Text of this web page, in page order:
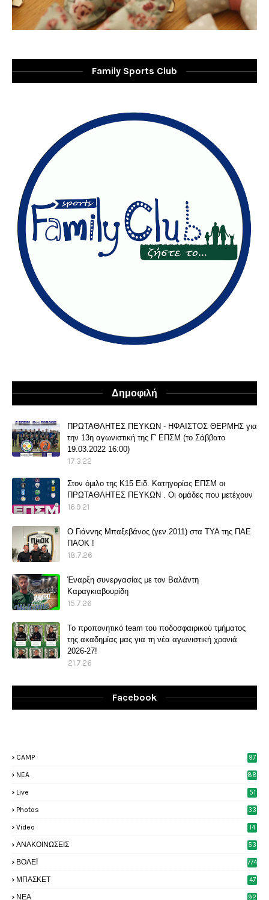
Family Sports Club
Δημοφιλή
ΠΡΩΤΑΘΛΗΤΕΣ ΠΕΥΚΩΝ - ΗΦΑΙΣΤΟΣ ΘΕΡΜΗΣ για
την 13η αγωνιστική της Γ' ΕΠΣΜ (το Σάββατο
19.03.2022 16:00)
17.3.22
Στον όμιλο της Κ15 Ειδ. Κατηγορίας ΕΠΣΜ οι
ΠΡΩΤΑΘΛΗΤΕΣ ΠΕΥΚΩΝ . Οι ομάδες που μετέχουν
16.9.21
O Γιάννης Μπαξεβάνος (γεν.2011) στα ΤΥΑ της ΠΑΕ
ΠΑΟΚ !
18.7.26
Έναρξη συνεργασίας με τον Βαλάντη
Καραγκιαβουρίδη
15.7.26
Το προπονητικό team του ποδοσφαιρικού τμήματος
της ακαδημίας μας για τη νέα αγωνιστική χρονιά
2026-27!
21.7.26
Facebook
CAMP 97
NEA 88
Live 51
Photos
33
Video
14
ΑΝΑΚΟΙΝΩΣΕΙΣ
53
ΒΟΛΕΪ 774
ΜΠΑΣΚΕΤ
47
ΝΕΑ 92